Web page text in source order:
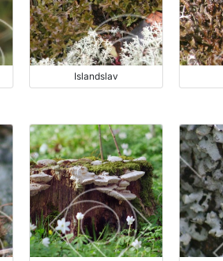
Islandslav